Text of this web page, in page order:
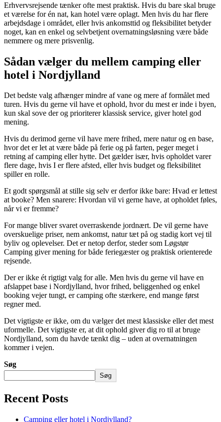
Erhvervsrejsende tænker ofte mest praktisk. Hvis du bare skal bruge
et værelse for én nat, kan hotel være oplagt. Men hvis du har flere
arbejdsdage i området, eller hvis ankomsttid og fleksibilitet betyder
noget, kan en enkel og selvbetjent overnatningsløsning være både
nemmere og mere prisvenlig.
Sådan vælger du mellem camping eller
hotel i Nordjylland
Det bedste valg afhænger mindre af vane og mere af formålet med
turen. Hvis du gerne vil have et ophold, hvor du mest er inde i byen,
kun skal sove der og prioriterer klassisk service, giver hotel god
mening.
Hvis du derimod gerne vil have mere frihed, mere natur og en base,
hvor det er let at være både på ferie og på farten, peger meget i
retning af camping eller hytte. Det gælder især, hvis opholdet varer
flere dage, hvis I er flere afsted, eller hvis budget og fleksibilitet
spiller en rolle.
Et godt spørgsmål at stille sig selv er derfor ikke bare: Hvad er lettest
at booke? Men snarere: Hvordan vil vi gerne have, at opholdet føles,
når vi er fremme?
For mange bliver svaret overraskende jordnært. De vil gerne have
overskuelige priser, nem ankomst, natur tæt på og stadig kort vej til
byliv og oplevelser. Det er netop derfor, steder som Løgstør
Camping giver mening for både feriegæster og praktisk orienterede
rejsende.
Der er ikke ét rigtigt valg for alle. Men hvis du gerne vil have en
afslappet base i Nordjylland, hvor frihed, beliggenhed og enkel
booking vejer tungt, er camping ofte stærkere, end mange først
regner med.
Det vigtigste er ikke, om du vælger det mest klassiske eller det mest
uformelle. Det vigtigste er, at dit ophold giver dig ro til at bruge
Nordjylland, som du havde tænkt dig – uden at overnatningen
kommer i vejen.
Søg
Søg
Recent Posts
Camping eller hotel i Nordjylland?